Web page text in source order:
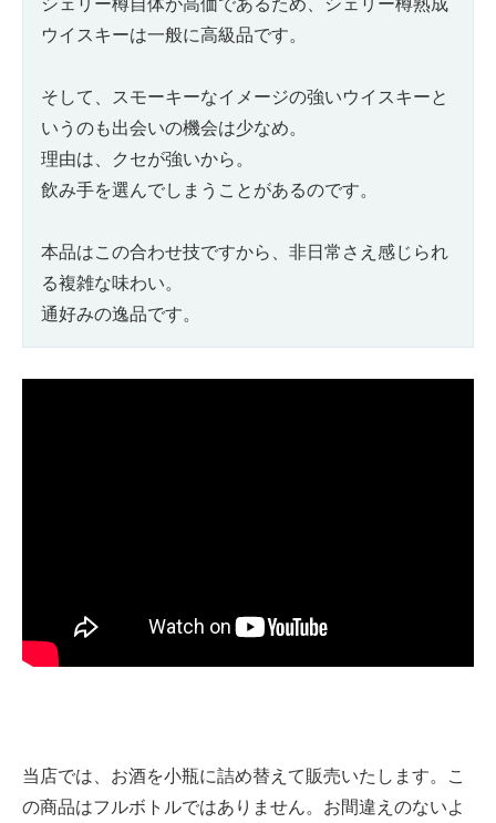
ウイスキーは一般に高級品です。
そして、スモーキーなイメージの強いウイスキーと
いうのも出会いの機会は少なめ。
理由は、クセが強いから。
飲み手を選んでしまうことがあるのです。
本品はこの合わせ技ですから、非日常さえ感じられ
る複雑な味わい。
通好みの逸品です。
当店では、お酒を小瓶に詰め替えて販売いたします。こ
の商品はフルボトルではありません。お間違えのないよ